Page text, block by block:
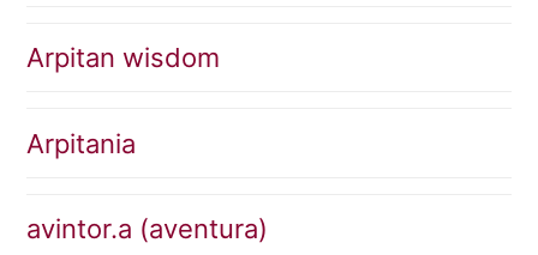
Arpitan wisdom
Arpitania
avintor.a (aventura)